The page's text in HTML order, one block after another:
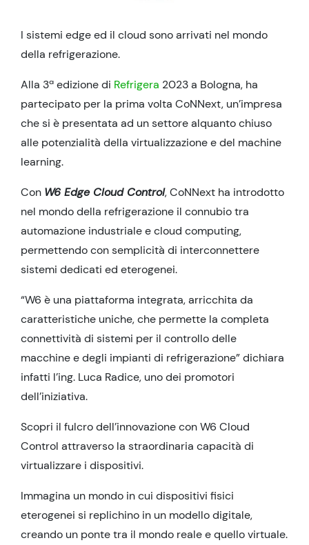
I sistemi edge ed il cloud sono arrivati nel mondo
della refrigerazione.
Alla 3ª edizione di Refrigera 2023 a Bologna, ha
partecipato per la prima volta CoNNext, un’impresa
che si è presentata ad un settore alquanto chiuso
alle potenzialità della virtualizzazione e del machine
learning.
Con W6 Edge Cloud Control, CoNNext ha introdotto
nel mondo della refrigerazione il connubio tra
automazione industriale e cloud computing,
permettendo con semplicità di interconnettere
sistemi dedicati ed eterogenei.
“W6 è una piattaforma integrata, arricchita da
caratteristiche uniche, che permette la completa
connettività di sistemi per il controllo delle
macchine e degli impianti di refrigerazione” dichiara
infatti l’ing. Luca Radice, uno dei promotori
dell’iniziativa.
Scopri il fulcro dell’innovazione con W6 Cloud
Control attraverso la straordinaria capacità di
virtualizzare i dispositivi.
Immagina un mondo in cui dispositivi fisici
eterogenei si replichino in un modello digitale,
creando un ponte tra il mondo reale e quello virtuale.